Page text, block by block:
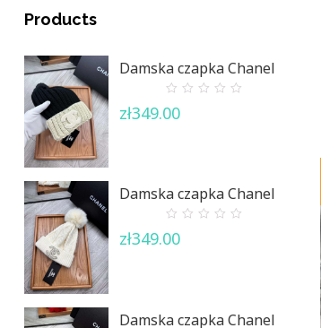
Products
Damska czapka Chanel
out
zł349.00
Damska czapka Chanel
out
zł349.00
Damska czapka Chanel